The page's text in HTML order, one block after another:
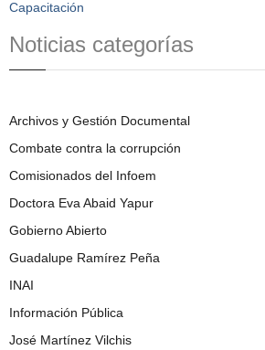
Capacitación
Noticias categorías
Archivos y Gestión Documental
Combate contra la corrupción
Comisionados del Infoem
Doctora Eva Abaid Yapur
Gobierno Abierto
Guadalupe Ramírez Peña
INAI
Información Pública
José Martínez Vilchis